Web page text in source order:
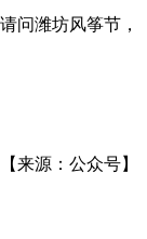
问潍坊风筝节，
【来源：公众号】